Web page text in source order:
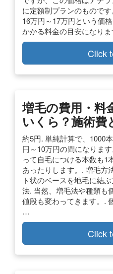
に定額制プランのもので
16万円～17万円という価
かかる料金の目安になりま
Click
増毛の費用・料
いくら？施術費
約5円. 単純計算で、1000
円～10万円の間になりま
って自毛につける本数も1
あったりします。. 増毛方
ト状のベースを地毛に結
法. 当然、増毛法や種類も
値段も変わってきます。.
…
Click